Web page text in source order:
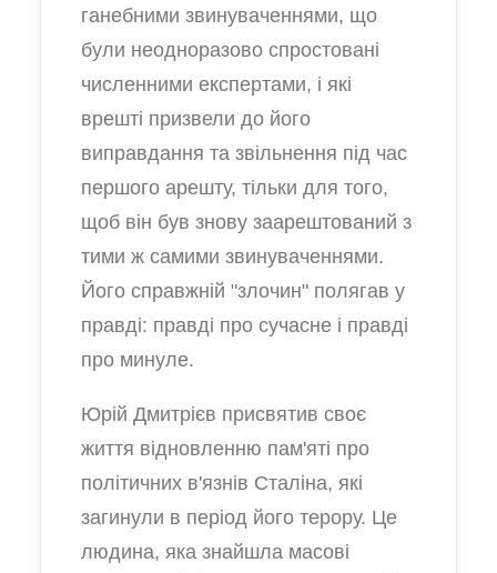
ганебними звинуваченнями, що
були неодноразово спростовані
численними експертами, і які
врешті призвели до його
виправдання та звільнення під час
першого арешту, тільки для того,
щоб він був знову заарештований з
тими ж самими звинуваченнями.
Його справжній "злочин" полягав у
правді: правді про сучасне і правді
про минуле.
Юрій Дмитрієв присвятив своє
життя відновленню пам'яті про
політичних в'язнів Сталіна, які
загинули в період його терору. Це
людина, яка знайшла масові